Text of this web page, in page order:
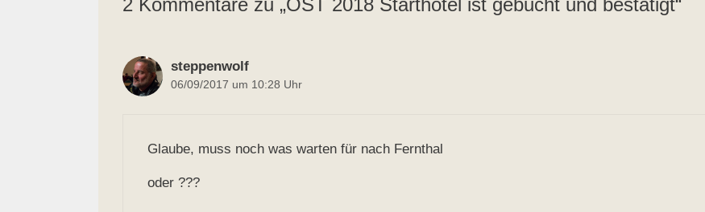
2 Kommentare zu „ÖST 2018 Starthotel ist gebucht und bestätigt“
steppenwolf
06/09/2017 um 10:28 Uhr
Glaube, muss noch was warten für nach Fernthal
oder ???